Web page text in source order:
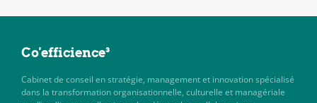
Co'efficience³
Cabinet de conseil en stratégie, management et innovation spécialisé
dans la transformation organisationnelle, culturelle et managériale